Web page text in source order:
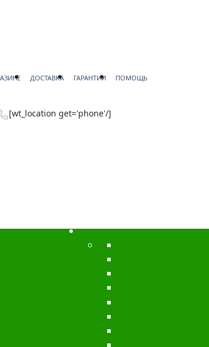
ДОСТАВКА ГАРАНТИИ ПОМОЩЬ
[wt_location get='phone'/]